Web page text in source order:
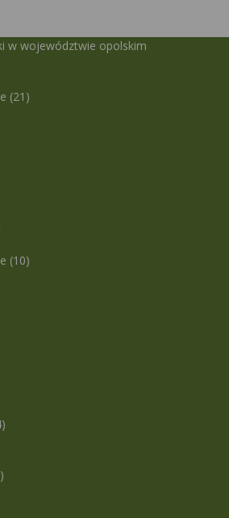
w województwie opolskim
(21)
(10)